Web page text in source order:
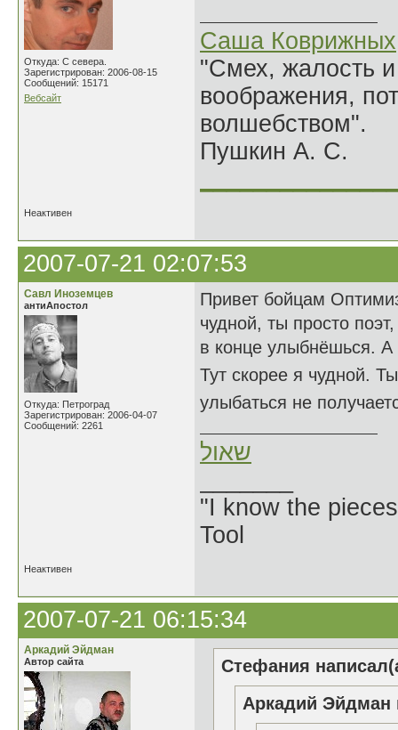
Откуда: С севера.
Зарегистрирован: 2006-08-15
Сообщений: 15171
Вебсайт
Саша Коврижных
"Смех, жалость
воображения,
волшебством".
Пушкин А. С.
Неактивен
2007-07-21 02:07:53
Савл Иноземцев
антиАпостол
Откуда: Петроград
Зарегистрирован: 2006-04-07
Сообщений: 2261
Привет бойцам
чудной, ты просто
в конце улыбнёшься.
Тут скорее я чудной.
улыбаться не
שאול
"I know the
Tool
Неактивен
2007-07-21 06:15:34
Аркадий Эйдман
Автор сайта
Стефания
Аркадий Эйдман